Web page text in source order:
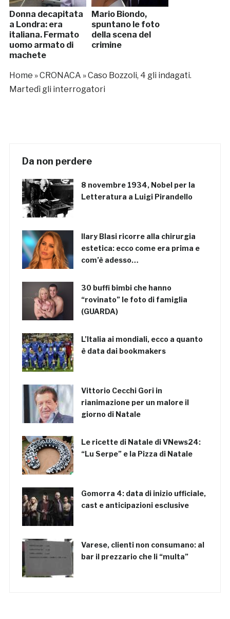
Donna decapitata
a Londra: era
italiana. Fermato
uomo armato di
machete
Mario Biondo,
spuntano le foto
della scena del
crimine
Home »CRONACA »Caso Bozzoli, 4 gli indagati.
Martedì gli interrogatori
Da non perdere
8 novembre 1934, Nobel per la
Letteratura a Luigi Pirandello
Ilary Blasi ricorre alla chirurgia
estetica: ecco come era prima e
com’è adesso…
30 buffi bimbi che hanno
“rovinato” le foto di famiglia
(GUARDA)
L’Italia ai mondiali, ecco a quanto
è data dai bookmakers
Vittorio Cecchi Gori in
rianimazione per un malore il
giorno di Natale
Le ricette di Natale di VNews24:
“Lu Serpe” e la Pizza di Natale
Gomorra 4: data di inizio ufficiale,
cast e anticipazioni esclusive
Varese, clienti non consumano: al
bar il prezzario che li “multa”